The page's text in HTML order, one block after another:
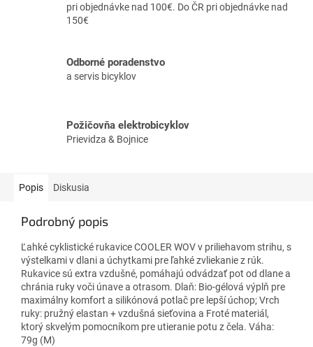
pri objednávke nad 100€. Do ČR pri objednávke nad
150€
Odborné poradenstvo
a servis bicyklov
Požičovňa elektrobicyklov
Prievidza & Bojnice
Popis Diskusia
Podrobný popis
Ľahké cyklistické rukavice COOLER WOV v priliehavom strihu, s
výstelkami v dlani a úchytkami pre ľahké zvliekanie z rúk.
Rukavice sú extra vzdušné, pomáhajú odvádzať pot od dlane a
chránia ruky voči únave a otrasom. Dlaň: Bio-gélová výplň pre
maximálny komfort a silikónová potlač pre lepší úchop; Vrch
ruky: pružný elastan + vzdušná sieťovina a Froté materiál,
ktorý skvelým pomocníkom pre utieranie potu z čela. Váha:
79g (M)